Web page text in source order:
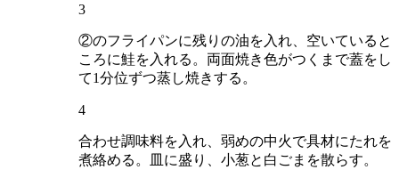
3
②のフライパンに残りの油を入れ、空いていると
ころに鮭を入れる。両面焼き色がつくまで蓋をし
て1分位ずつ蒸し焼きする。
4
合わせ調味料を入れ、弱めの中火で具材にたれを
煮絡める。皿に盛り、小葱と白ごまを散らす。